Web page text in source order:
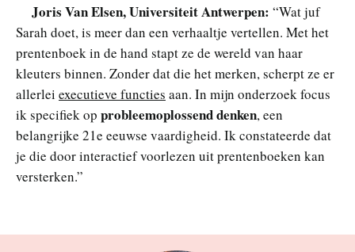
Joris Van Elsen, Universiteit Antwerpen: “Wat juf
Sarah doet, is meer dan een verhaaltje vertellen. Met het
prentenboek in de hand stapt ze de wereld van haar
kleuters binnen. Zonder dat die het merken, scherpt ze er
allerlei executieve functies aan. In mijn onderzoek focus
ik specifiek op probleemoplossend denken, een
belangrijke 21e eeuwse vaardigheid. Ik constateerde dat
je die door interactief voorlezen uit prentenboeken kan
versterken.”